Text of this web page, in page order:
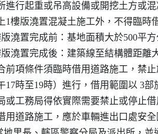
所進行起重或吊高設備或開挖土方或
1樓版澆置混凝土施工外，不得臨時
版澆置完成前：基地面積大於500平方
版澆置完成後：建築線至結構體距離
合前項條件須臨時借用道路施工，禁
17時至19時）進行，借用範圍以 3
或工務局得依實際需要禁止或停止借
借用道路施工，應於車輛進出口處安